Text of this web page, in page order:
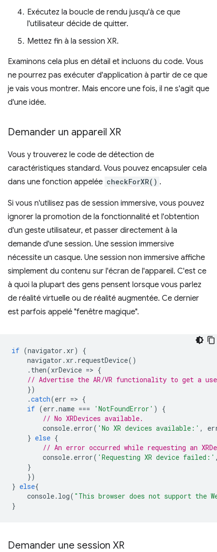
Exécutez la boucle de rendu jusqu'à ce que
l'utilisateur décide de quitter.
Mettez fin à la session XR.
Examinons cela plus en détail et incluons du code. Vous
ne pourrez pas exécuter d'application à partir de ce que
je vais vous montrer. Mais encore une fois, il ne s'agit que
d'une idée.
Demander un appareil XR
Vous y trouverez le code de détection de
caractéristiques standard. Vous pouvez encapsuler cela
dans une fonction appelée checkForXR() .
Si vous n'utilisez pas de session immersive, vous pouvez
ignorer la promotion de la fonctionnalité et l'obtention
d'un geste utilisateur, et passer directement à la
demande d'une session. Une session immersive
nécessite un casque. Une session non immersive affiche
simplement du contenu sur l'écran de l'appareil. C'est ce
à quoi la plupart des gens pensent lorsque vous parlez
de réalité virtuelle ou de réalité augmentée. Ce dernier
est parfois appelé "fenêtre magique".
if (navigator . xr)
{
navigator . xr . requestDevice()
. then(xrDevice => {
// Advertise the AR/VR functionality to get a
})
.catch(err => {
if (err .name === 'NotFoundError' )
{
// No XRDevices available.
console. error( 'No XR devices available:' ,
} else {
// An error occurred while requesting an
console. error( 'Requesting XR device failed:'
}
})
} else{
console. log( "This browser does not support the
}
Demander une session XR